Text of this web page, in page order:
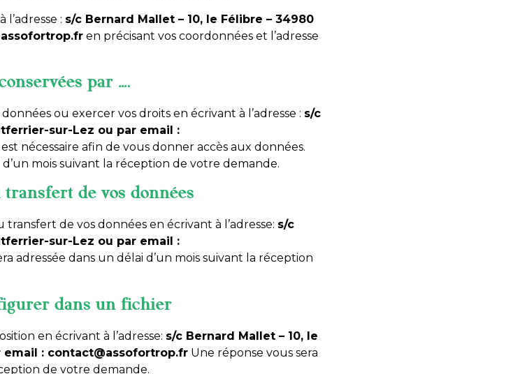
: s/c Bernard Mallet – 10, le Félibre – 34980
en précisant vos coordonnées et l’adresse
par ….
ou exercer vos droits en écrivant à l’adresse : s/c
sur-Lez ou par email :
nécessaire afin de vous donner accès aux données.
mois suivant la réception de votre demande.
transfert de vos données
de vos données en écrivant à l’adresse: s/c
sur-Lez ou par email :
adressée dans un délai d’un mois suivant la réception
dans un fichier
en écrivant à l’adresse: s/c Bernard Mallet – 10, le
: contact@assofortrop.fr Une réponse vous sera
de votre demande.